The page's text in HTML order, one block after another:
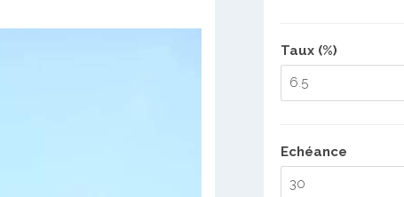
Taux (%)
Echéance